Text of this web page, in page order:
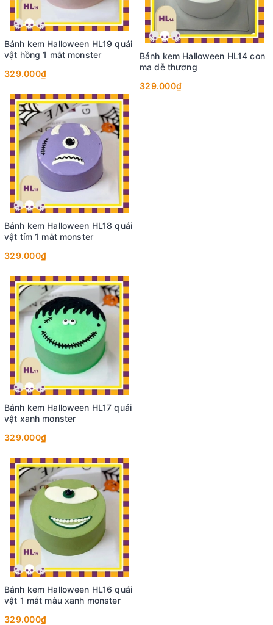
Bánh kem Halloween HL19 quái
vật hồng 1 mắt monster
329.000₫
Bánh kem Halloween HL18 quái
vật tím 1 mắt monster
329.000₫
Bánh kem Halloween HL17 quái
vật xanh monster
329.000₫
Bánh kem Halloween HL16 quái
vật 1 mắt màu xanh monster
329.000₫
Bánh kem Halloween HL14 con
ma dễ thương
329.000₫